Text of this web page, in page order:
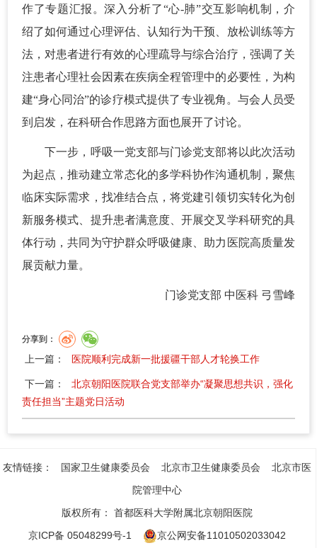
作了专题汇报。深入分析了“心-肺”交互影响机制，介
绍了如何通过心理评估、认知行为干预、放松训练等方
法，对患者进行有效的心理疏导与综合治疗，强调了关
注患者心理社会因素在疾病全程管理中的必要性，为构
建“身心同治”的诊疗模式提供了专业视角。与会人员受
到启发，在科研合作思路方面也展开了讨论。
下一步，呼吸一党支部与门诊党支部将以此次活动
为起点，推动建立常态化的多学科协作沟通机制，聚焦
临床实际需求，找准结合点，将党建引领切实转化为创
新服务模式、提升患者满意度、开展交叉学科研究的具
体行动，共同为守护群众呼吸健康、助力医院高质量发
展贡献力量。
门诊党支部 中医科 弓雪峰
分享到：
上一篇： 医院顺利完成新一批援疆干部人才轮换工作
下一篇：
北京朝阳医院联合党支部举办“凝聚思想共识，强化
责任担当”主题党日活动
友情链接： 国家卫生健康委员会 北京市卫生健康委员会
北京市医
院管理中心
版权所有： 首都医科大学附属北京朝阳医院
京ICP备 05048299号-1
京公网安备11010502033042